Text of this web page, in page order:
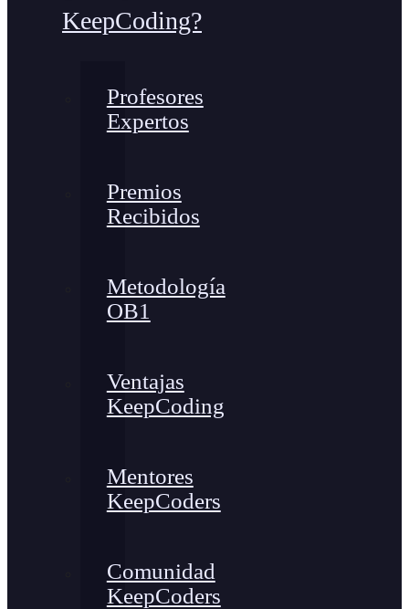
KeepCoding?
Profesores
Expertos
Premios
Recibidos
Metodología
OB1
Ventajas
KeepCoding
Mentores
KeepCoders
Comunidad
KeepCoders